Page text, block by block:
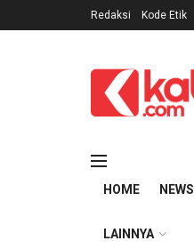
Redaksi Kode Etik
HOME NEWS
LAINNYA